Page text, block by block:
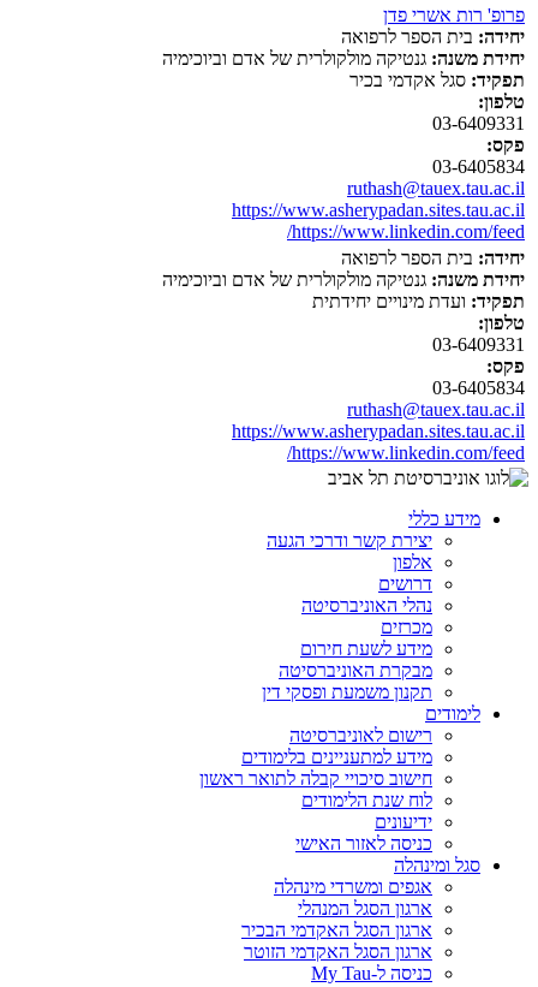
פרופ' רות אשרי פדן
יחידה: בית הספר לרפואה
יחידת משנה: גנטיקה מולקולרית של אדם וביוכימיה
תפקיד: סגל אקדמי בכיר
טלפון:
03-6409331
פקס:
03-6405834
ruthash@tauex.tau.ac.il
https://www.asherypadan.sites.tau.ac.il
https://www.linkedin.com/feed/
יחידה: בית הספר לרפואה
יחידת משנה: גנטיקה מולקולרית של אדם וביוכימיה
תפקיד: ועדת מינויים יחידתית
טלפון:
03-6409331
פקס:
03-6405834
ruthash@tauex.tau.ac.il
https://www.asherypadan.sites.tau.ac.il
https://www.linkedin.com/feed/
מידע כללי
יצירת קשר ודרכי הגעה
אלפון
דרושים
נהלי האוניברסיטה
מכרזים
מידע לשעת חירום
מבקרת האוניברסיטה
תקנון משמעת ופסקי דין
לימודים
רישום לאוניברסיטה
מידע למתעניינים בלימודים
חישוב סיכויי קבלה לתואר ראשון
לוח שנת הלימודים
ידיעונים
כניסה לאזור האישי
סגל ומינהלה
אגפים ומשרדי מינהלה
ארגון הסגל המנהלי
ארגון הסגל האקדמי הבכיר
ארגון הסגל האקדמי הזוטר
כניסה ל-My Tau